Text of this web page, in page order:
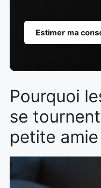
Estimer ma
Pourquoi
se
petite